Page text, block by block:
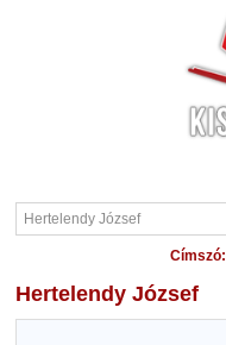
Címszó:
Hertelendy József